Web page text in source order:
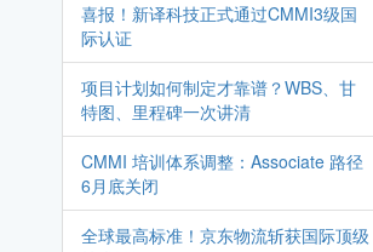
喜报！新译科技正式通过CMMI3级国
际认证
项目计划如何制定才靠谱？WBS、甘
特图、里程碑一次讲清
CMMI 培训体系调整：Associate 路径
6月底关闭
全球最高标准！京东物流斩获国际顶级